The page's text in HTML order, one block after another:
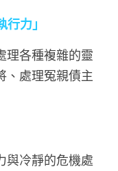
力」
理各種複雜的靈
、處理冤親債主
與冷靜的危機處